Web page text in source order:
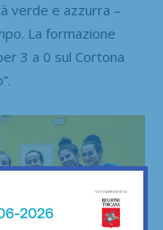
verde e azzurra –
La formazione
3 a 0 sul Cortona